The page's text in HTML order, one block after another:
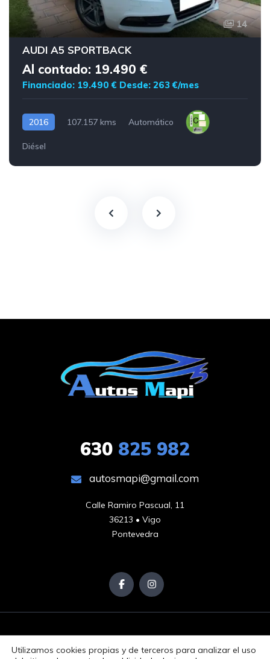
14
AUDI A5 SPORTBACK
Al contado: 19.490 €
Financiado: 19.490 € Desde: 263 €/mes
2016 107.157 kms Automático
Diésel
630 825 982
autosmapi@gmail.com
Calle Ramiro Pascual, 11
36213 • Vigo
Pontevedra
Utilizamos cookies propias y de terceros para analizar el uso